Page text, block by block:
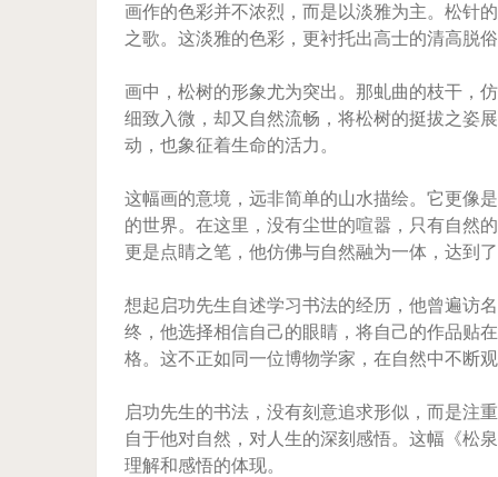
画作的色彩并不浓烈，而是以淡雅为主。松针
之歌。这淡雅的色彩，更衬托出高士的清高脱
画中，松树的形象尤为突出。那虬曲的枝干，
细致入微，却又自然流畅，将松树的挺拔之姿
动，也象征着生命的活力。
这幅画的意境，远非简单的山水描绘。它更像
的世界。在这里，没有尘世的喧嚣，只有自然
更是点睛之笔，他仿佛与自然融为一体，达到了
想起启功先生自述学习书法的经历，他曾遍访
终，他选择相信自己的眼睛，将自己的作品贴
格。这不正如同一位博物学家，在自然中不断
启功先生的书法，没有刻意追求形似，而是注
自于他对自然，对人生的深刻感悟。这幅《松
理解和感悟的体现。